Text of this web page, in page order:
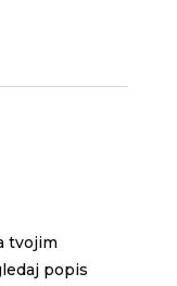
tvojim
popis